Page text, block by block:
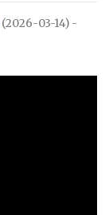
(2026-03-14) -